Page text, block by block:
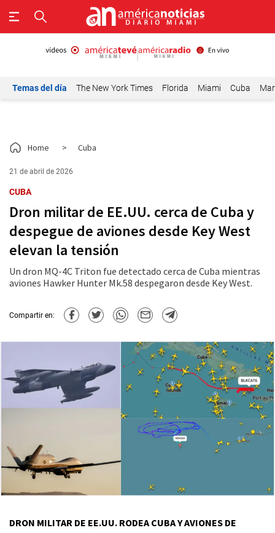
Temas del día The New York Times Florida Miami Cuba
Home > Cuba
21 de abril de 2026
CUBA
Dron militar de EE.UU. cerca de Cuba y
despegue de aviones desde Key West
elevan la tensión
Un dron MQ-4C Triton fue detectado cerca de Cuba mientras
aviones Hawker Hunter Mk.58 despegaron desde Key West.
Compartir en:
DRON MILITAR DE EE.UU. RODEA CUBA Y AVIONES DE